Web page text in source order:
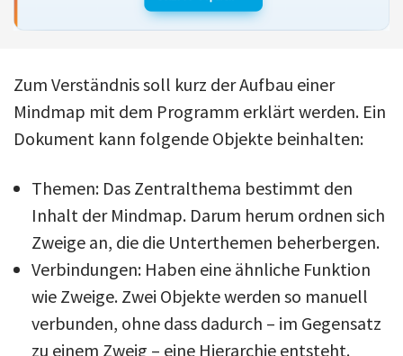
Zum Verständnis soll kurz der Aufbau einer
Mindmap mit dem Programm erklärt werden. Ein
Dokument kann folgende Objekte beinhalten:
Themen: Das Zentralthema bestimmt den
Inhalt der Mindmap. Darum herum ordnen sich
Zweige an, die die Unterthemen beherbergen.
Verbindungen: Haben eine ähnliche Funktion
wie Zweige. Zwei Objekte werden so manuell
verbunden, ohne dass dadurch – im Gegensatz
zu einem Zweig – eine Hierarchie entsteht.